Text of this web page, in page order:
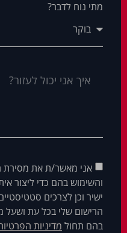
מתי נוח לדבר?
אני מאשר/ת את מסירת
והשימוש בהם כדי ליצור
ישיר וכן לצרכים
הרישום שלי בכל עת ושעל
בהם תחול מדיניות